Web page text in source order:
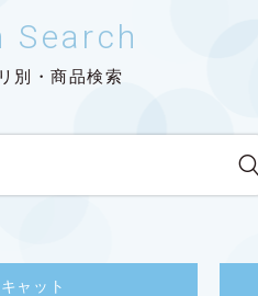
Search
別・商品検索
キャット